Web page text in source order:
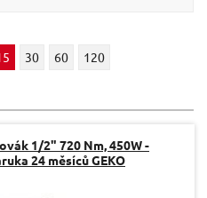
30 60
120
1/2" 720 Nm, 450W -
24 měsíců GEKO